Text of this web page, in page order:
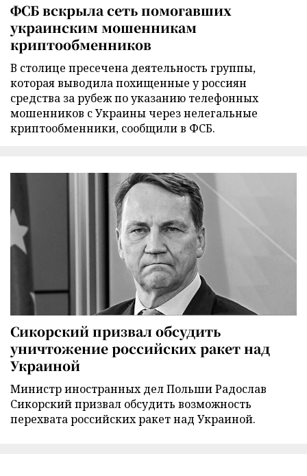
ФСБ вскрыла сеть помогавших
украинским мошенникам
криптообменников
В столице пресечена деятельность группы,
которая выводила похищенные у россиян
средства за рубеж по указанию телефонных
мошенников с Украины через нелегальные
криптообменники, сообщили в ФСБ.
Сикорский призвал обсудить
уничтожение российских ракет над
Украиной
Министр иностранных дел Польши Радослав
Сикорский призвал обсудить возможность
перехвата российских ракет над Украиной.